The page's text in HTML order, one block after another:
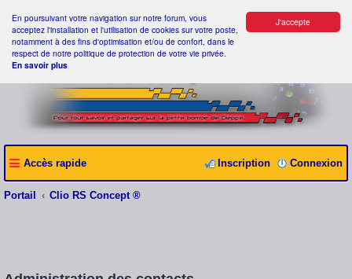
J'accepte
En poursuivant votre navigation sur notre forum, vous
acceptez l'installation et l'utilisation de cookies sur votre poste,
notamment à des fins d'optimisation et/ou de confort, dans le
respect de notre politique de protection de votre vie privée.
En savoir plus
Accès rapide Connexion
Inscription
Portail Clio RS Concept ®